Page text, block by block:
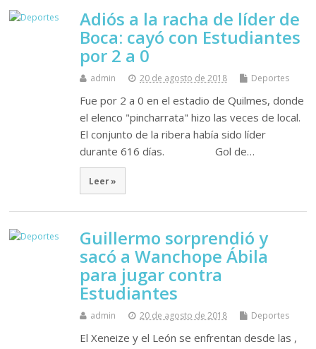
Adiós a la racha de líder de
Boca: cayó con Estudiantes
por 2 a 0
admin 20 de agosto de 2018 Deportes
Fue por 2 a 0 en el estadio de Quilmes, donde
el elenco "pincharrata" hizo las veces de local.
El conjunto de la ribera había sido líder
durante 616 días. Gol de…
Leer »
Guillermo sorprendió y
sacó a Wanchope Ábila
para jugar contra
Estudiantes
admin 20 de agosto de 2018 Deportes
El Xeneize y el León se enfrentan desde las ,